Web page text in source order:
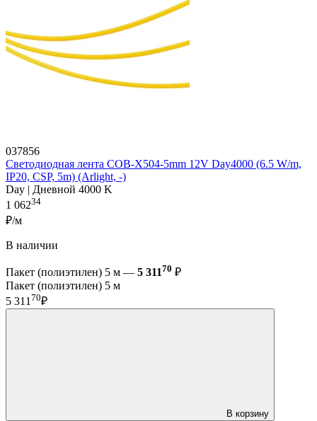
037856
Светодиодная лента COB-X504-5mm 12V Day4000 (6.5 W/m,
IP20, CSP, 5m) (Arlight, -)
Day | Дневной 4000 K
1 06234
₽/м
В наличии
Пакет (полиэтилен) 5 м — 5 31170 ₽
Пакет (полиэтилен) 5 м
5 31170₽
В корзину